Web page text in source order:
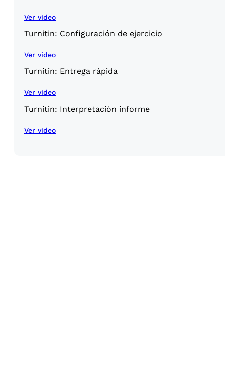
Ver video
Turnitin: Configuración de ejercicio
Ver video
Turnitin: Entrega rápida
Ver video
Turnitin: Interpretación informe
Ver video